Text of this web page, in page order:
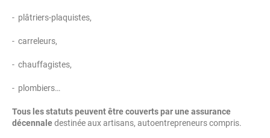
- plâtriers-plaquistes,
- carreleurs,
- chauffagistes,
- plombiers…
Tous les statuts peuvent être couverts par une assurance
décennaledestinée aux artisans, autoentrepreneurs compris.